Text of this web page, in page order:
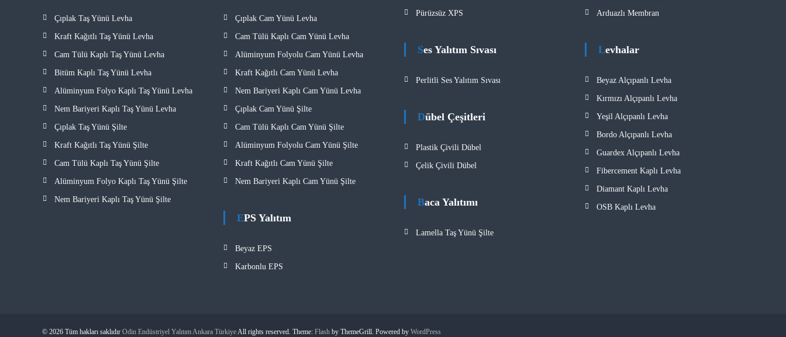
Çıplak Taş Yünü Levha
Kraft Kağıtlı Taş Yünü Levha
Cam Tülü Kaplı Taş Yünü Levha
Bitüm Kaplı Taş Yünü Levha
Alüminyum Folyo Kaplı Taş Yünü Levha
Nem Bariyeri Kaplı Taş Yünü Levha
Çıplak Taş Yünü Şilte
Kraft Kağıtlı Taş Yünü Şilte
Cam Tülü Kaplı Taş Yünü Şilte
Alüminyum Folyo Kaplı Taş Yünü Şilte
Nem Bariyeri Kaplı Taş Yünü Şilte
Çıplak Cam Yünü Levha
Cam Tülü Kaplı Cam Yünü Levha
Alüminyum Folyolu Cam Yünü Levha
Kraft Kağıtlı Cam Yünü Levha
Nem Bariyeri Kaplı Cam Yünü Levha
Çıplak Cam Yünü Şilte
Cam Tülü Kaplı Cam Yünü Şilte
Alüminyum Folyolu Cam Yünü Şilte
Kraft Kağıtlı Cam Yünü Şilte
Nem Bariyeri Kaplı Cam Yünü Şilte
EPS Yalıtım
Beyaz EPS
Karbonlu EPS
Pürüzsüz XPS
Ses Yalıtım Sıvası
Perlitli Ses Yalıtım Sıvası
Dübel Çeşitleri
Plastik Çivili Dübel
Çelik Çivili Dübel
Baca Yalıtımı
Lamella Taş Yünü Şilte
Arduazlı Membran
Levhalar
Beyaz Alçıpanlı Levha
Kırmızı Alçıpanlı Levha
Yeşil Alçıpanlı Levha
Bordo Alçıpanlı Levha
Guardex Alçıpanlı Levha
Fibercement Kaplı Levha
Diamant Kaplı Levha
OSB Kaplı Levha
© 2026 Tüm hakları saklıdır Odin Endüstriyel Yalıtım Ankara Türkiye All rights reserved. Theme: Flash by ThemeGrill. Powered by WordPress